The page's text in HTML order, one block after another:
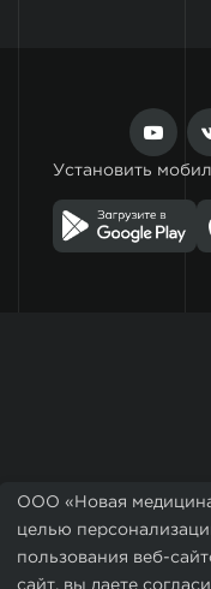
Установить
ООО «Новая
целью
пользования веб-
сайт, вы даете